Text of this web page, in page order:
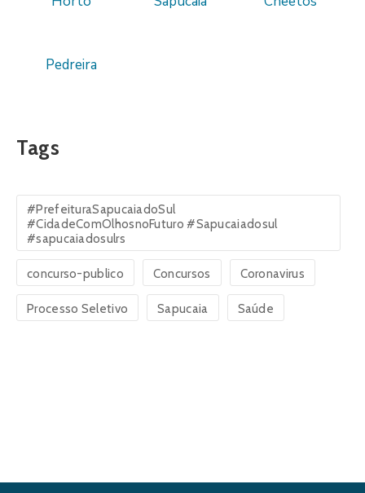
Pedreira
Tags
#PrefeituraSapucaiadoSul
#CidadeComOlhosnoFuturo #Sapucaiadosul
#sapucaiadosulrs
concurso-publico Concursos Coronavirus
Processo Seletivo Sapucaia Saúde